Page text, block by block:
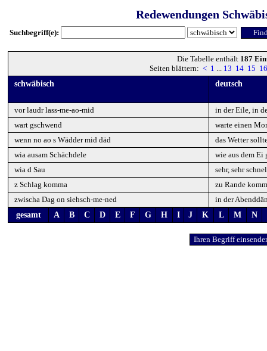
Redewendungen
Suchbegriff(e):
Die Tabelle enthält 187
Seiten blättern: < 1 ... 13 14 15 16
schwäbisch
deutsch
vor laudr lass-me-ao-mid
in der Eile, in
wart gschwend
warte einen
wenn no ao s Wädder mid däd
das Wetter
wia ausam Schächdele
wie aus dem
wia d Sau
sehr, sehr
z Schlag komma
zu Rande
zwischa Dag on siehsch-me-ned
in der
gesamt
A B C D E F G H I J K L M N